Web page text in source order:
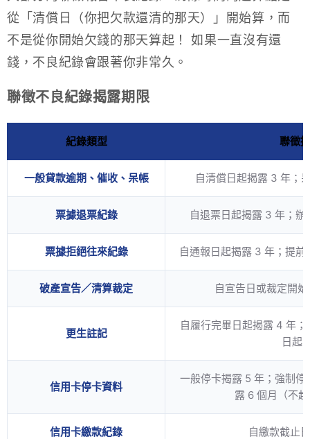
從「清償日（你把欠款還清的那天）」開始算，而
不是從你開始欠錢的那天算起！ 如果一直沒有還
錢，不良紀錄會跟著你非常久。
聯徵不良紀錄揭露期限
紀錄類型 聯徵
一般貸款逾期、催收、呆帳 自清償日起揭露 3 年；
票據退票紀錄 自退票日起揭露 3 年；
票據拒絕往來紀錄 自通報日起揭露 3 年；提
破產宣告／清算裁定 自宣告日或裁定開
更生註記
自履行完畢日起揭露 4 年
日起
信用卡停卡資料
一般停卡揭露 5 年；強制
露 6 個月（不
信用卡繳款紀錄 自繳款截止